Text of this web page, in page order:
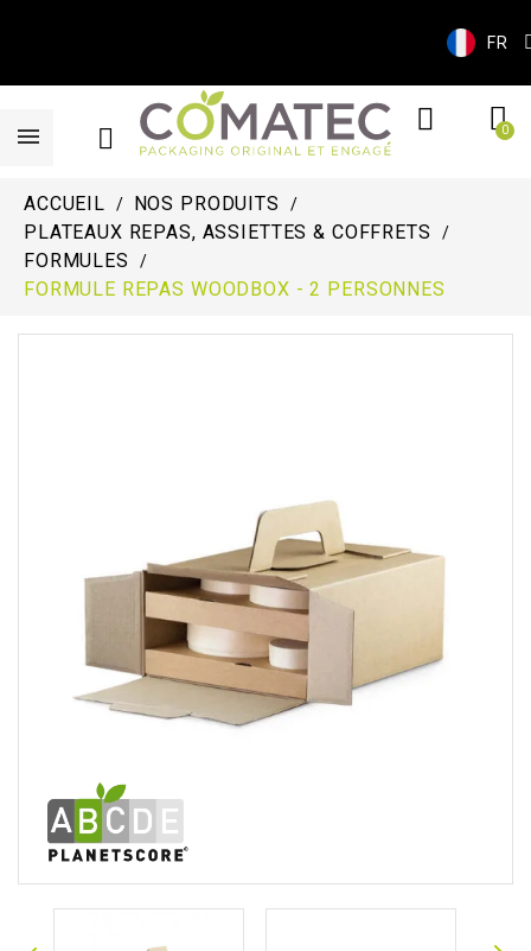
FR
ACCUEIL
NOS PRODUITS
PLATEAUX REPAS, ASSIETTES & COFFRETS
FORMULES
FORMULE REPAS WOODBOX - 2 PERSONNES